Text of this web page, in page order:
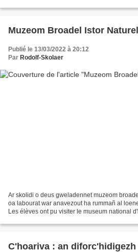
Muzeom Broadel Istor
Publié le 13/03/2022 à 20:12
Par Rodolf-Skolaer
Ar skolidi o deus gweladennet muzeom
oa labourat war anavezout ha rummañ al
Les élèves ont pu visiter le museum national
C'hoariva : an diforc'hidigezh